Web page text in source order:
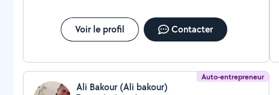
Voir le profil Contacter
Auto-entrepreneur
Ali Bakour (Ali bakour)